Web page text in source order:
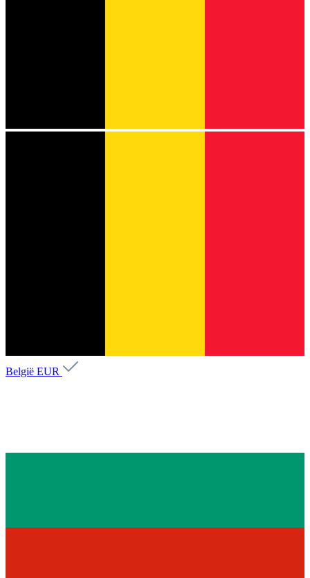
België EUR